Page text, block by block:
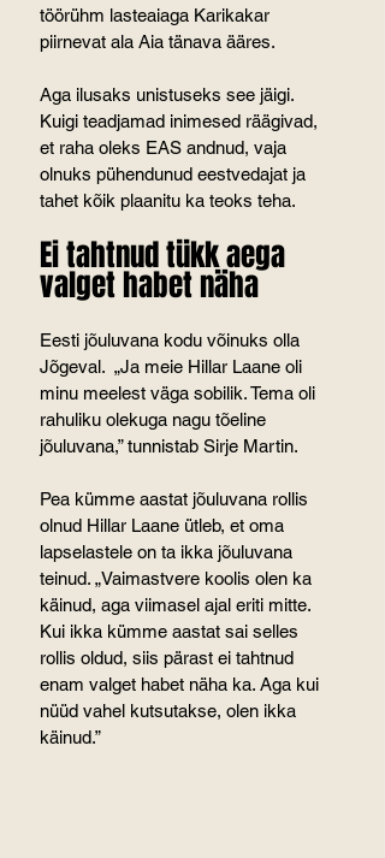
töörühm lasteaiaga Karikakar
piirnevat ala Aia tänava ääres.
Aga ilusaks unistuseks see jäigi.
Kuigi teadjamad inimesed räägivad,
et raha oleks EAS andnud, vaja
olnuks pühendunud eestvedajat ja
tahet kõik plaanitu ka teoks teha.
Ei tahtnud tükk aega
valget habet näha
Eesti jõuluvana kodu võinuks olla
Jõgeval.  „Ja meie Hillar Laane oli
minu meelest väga sobilik. Tema oli
rahuliku olekuga nagu tõeline
jõuluvana,” tunnistab Sirje Martin.
Pea kümme aastat jõuluvana rollis
olnud Hillar Laane ütleb, et oma
lapselastele on ta ikka jõuluvana
teinud. „Vaimastvere koolis olen ka
käinud, aga viimasel ajal eriti mitte.
Kui ikka kümme aastat sai selles
rollis oldud, siis pärast ei tahtnud
enam valget habet näha ka. Aga kui
nüüd vahel kutsutakse, olen ikka
käinud.”